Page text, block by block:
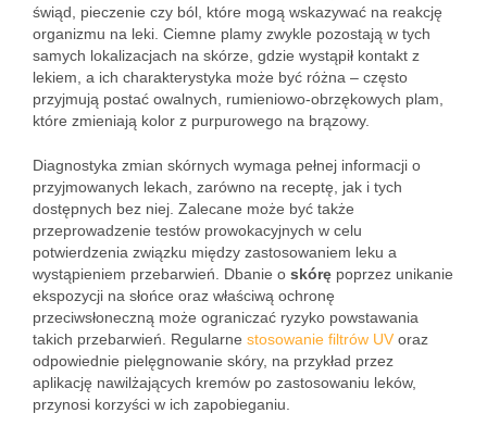
świąd, pieczenie czy ból, które mogą wskazywać na reakcję
organizmu na leki. Ciemne plamy zwykle pozostają w tych
samych lokalizacjach na skórze, gdzie wystąpił kontakt z
lekiem, a ich charakterystyka może być różna – często
przyjmują postać owalnych, rumieniowo-obrzękowych plam,
które zmieniają kolor z purpurowego na brązowy.
Diagnostyka zmian skórnych wymaga pełnej informacji o
przyjmowanych lekach, zarówno na receptę, jak i tych
dostępnych bez niej. Zalecane może być także
przeprowadzenie testów prowokacyjnych w celu
potwierdzenia związku między zastosowaniem leku a
wystąpieniem przebarwień. Dbanie o skórę poprzez unikanie
ekspozycji na słońce oraz właściwą ochronę
przeciwsłoneczną może ograniczać ryzyko powstawania
takich przebarwień. Regularne stosowanie filtrów UV oraz
odpowiednie pielęgnowanie skóry, na przykład przez
aplikację nawilżających kremów po zastosowaniu leków,
przynosi korzyści w ich zapobieganiu.